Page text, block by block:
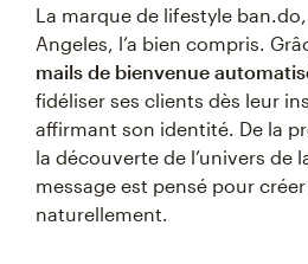
La marque de lifestyle
Angeles, l’a bien compris.
mails de bienvenue
fidéliser ses clients dès leur
affirmant son identité. De la
la découverte de l’univers de
message est pensé pour créer
naturellement.